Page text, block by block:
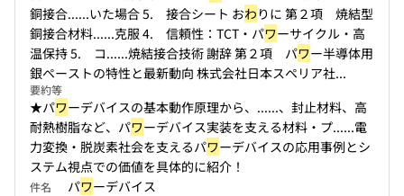
銅接合......いた場合 5. 接合シート おわ りに 第２項 焼結型
銅接合材料......克服 4. 信頼性：TCT・パワーサイクル・高
温保持 5. コ......焼結接合技術 謝辞 第２項 パワー半導体用
銀ペーストの特性と最新動向 株式会社日本スペリア社...
要約等
★パワーデバイスの基本動作原理から、......、封止材料、高
耐熱樹脂など、パワーデバイス実装を支える材料・プ......電
力変換・脱炭素社会を支えるパワーデバイスの応用事例とシ
ステム視点での価値を具体的に紹介！
件名 パワーデバイス